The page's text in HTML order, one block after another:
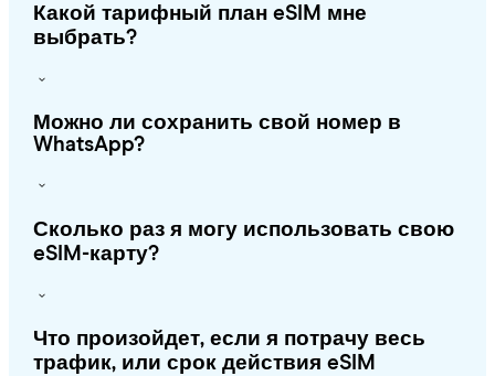
Какой тарифный план eSIM мне
выбрать?
Можно ли сохранить свой номер в
WhatsApp?
Сколько раз я могу использовать свою
eSIM-карту?
Что произойдет, если я потрачу весь
трафик, или срок действия eSIM